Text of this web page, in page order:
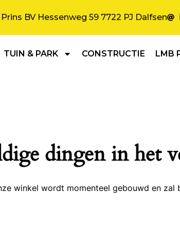
BV Hessenweg 59 7722 PJ Dalfsen
TUIN & PARK CONSTRUCTIE LMB
dingen in het
winkel wordt momenteel gebouwd en zal